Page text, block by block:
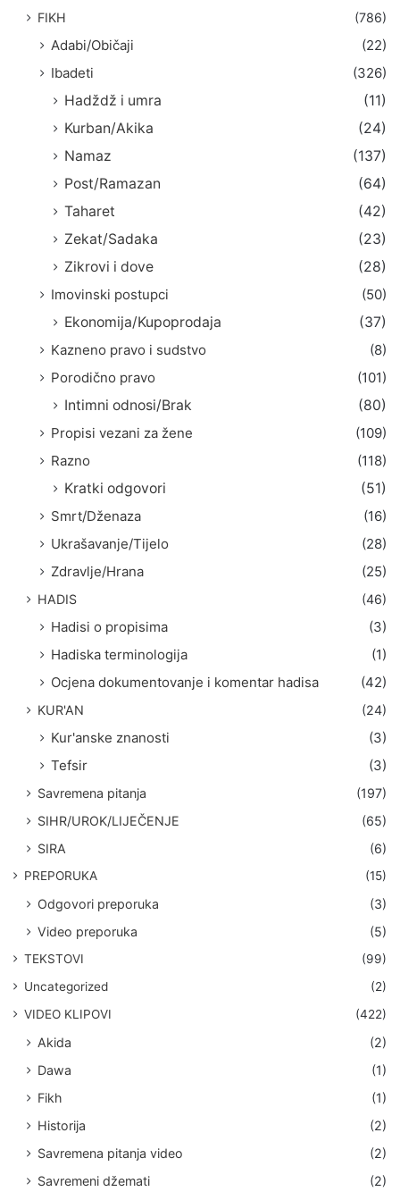
FIKH (786)
Adabi/Običaji
(22)
Ibadeti
(326)
Hadždž i umra
(11)
Kurban/Akika
(24)
Namaz
(137)
Post/Ramazan
(64)
Taharet
(42)
Zekat/Sadaka
(23)
Zikrovi i dove
(28)
Imovinski postupci
(50)
Ekonomija/Kupoprodaja
(37)
Kazneno pravo i sudstvo
(8)
Porodično pravo
(101)
Intimni odnosi/Brak
(80)
Propisi vezani za žene
(109)
Razno
(118)
Kratki odgovori
(51)
Smrt/Dženaza
(16)
Ukrašavanje/Tijelo
(28)
Zdravlje/Hrana
(25)
HADIS (46)
Hadisi o propisima
(3)
Hadiska terminologija
(1)
Ocjena dokumentovanje i komentar hadisa
(42)
KUR'AN (24)
Kur'anske znanosti
(3)
Tefsir
(3)
Savremena pitanja
(197)
SIHR/UROK/LIJEČENJE
(65)
SIRA
(6)
PREPORUKA (15)
Odgovori preporuka
(3)
Video preporuka
(5)
TEKSTOVI
(99)
Uncategorized
(2)
VIDEO KLIPOVI
(422)
Akida
(2)
Dawa
(1)
Fikh
(1)
Historija
(2)
Savremena pitanja video
(2)
Savremeni džemati
(2)